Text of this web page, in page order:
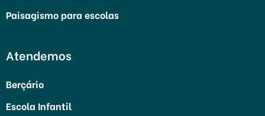
Paisagismo para escolas
Atendemos
Berçário
Escola Infantil